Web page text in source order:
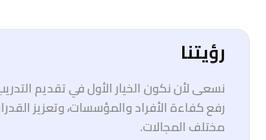
رؤيتنا
نسعى لأن نكون الخيار الأول في تقديم
رفع كفاءة الأفراد والمؤسسات، وتعزيز
مختلف المجالات.